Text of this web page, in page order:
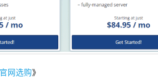
网选购》